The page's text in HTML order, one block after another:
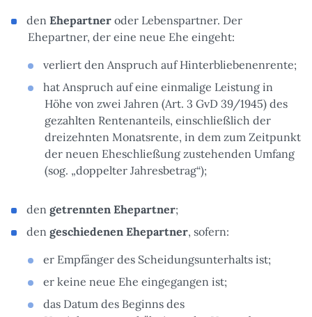
den Ehepartner oder Lebenspartner. Der
Ehepartner, der eine neue Ehe eingeht:
verliert den Anspruch auf Hinterbliebenenrente;
hat Anspruch auf eine einmalige Leistung in
Höhe von zwei Jahren (Art. 3 GvD 39/1945) des
gezahlten Rentenanteils, einschließlich der
dreizehnten Monatsrente, in dem zum Zeitpunkt
der neuen Eheschließung zustehenden Umfang
(sog. „doppelter Jahresbetrag“);
den getrennten Ehepartner;
den geschiedenen Ehepartner, sofern:
er Empfänger des Scheidungsunterhalts ist;
er keine neue Ehe eingegangen ist;
das Datum des Beginns des